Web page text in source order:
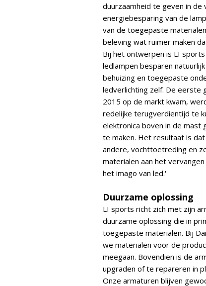
duurzaamheid te geven in de
energiebesparing van de
van de toegepaste
beleving wat ruimer maken
Bij het ontwerpen is LI
ledlampen besparen
behuizing en toegepaste
ledverlichting zelf. De eerste
2015 op de markt kwam,
redelijke terugverdientijd te
elektronica boven in de mast
te maken. Het resultaat is
andere, vochttoetreding en
materialen aan het
het imago van led.'
Duurzame oplossing
LI sports richt zich met zijn
duurzame oplossing die in
toegepaste materialen. Bij
we materialen voor de
meegaan. Bovendien is de
upgraden of te repareren in
Onze armaturen blijven